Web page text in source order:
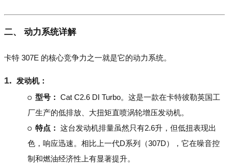
二、 动力系统详解
卡特 307E 的核心竞争力之一就是它的动力系统。
发动机：
型号： Cat C2.6 DI Turbo。这是一款在卡特彼勒英国工
厂生产的低排放、大扭矩直喷涡轮增压发动机。
特点： 这台发动机排量虽然只有2.6升，但低扭表现出
色，响应迅速。相比上一代D系列（307D），它在噪音控
制和燃油经济性上有显著提升。